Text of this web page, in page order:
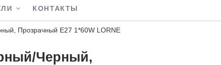
КОНТАКТЫ
Прозрачный E27 1*60W LORNE
Черный,